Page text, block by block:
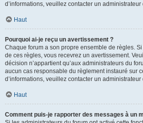
d’informations, veuillez contacter un administrateur
Haut
Pourquoi ai-je reçu un avertissement ?
Chaque forum a son propre ensemble de règles.
de ces règles, vous recevrez un avertissement.
décision n’appartient qu’aux administrateurs du
aucun cas responsable du règlement instauré sur
d’informations, veuillez contacter un administrateur
Haut
Comment puis-je rapporter des messages à un